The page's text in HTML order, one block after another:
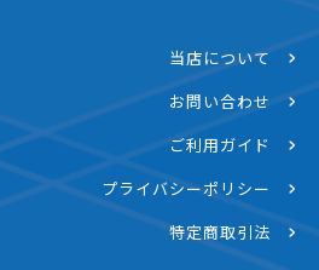
当店について
お問い合わせ
ご利用ガイド
プライバシーポリシー
特定商取引法